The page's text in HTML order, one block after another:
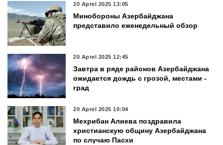
20 Aprel 2025 13:05
Минобороны Азербайджана
представило еженедельный обзор
20 Aprel 2025 12:45
Завтра в ряде районов Азербайджана
ожидается дождь с грозой, местами -
град
20 Aprel 2025 10:04
Мехрибан Алиева поздравила
христианскую общину Азербайджана
по случаю Пасхи